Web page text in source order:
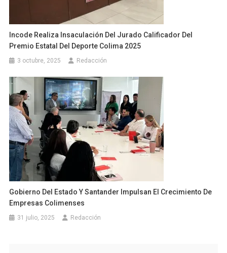
Incode Realiza Insaculación Del Jurado Calificador Del
Premio Estatal Del Deporte Colima 2025
3 octubre, 2025 Redacción
Gobierno Del Estado Y Santander Impulsan El Crecimiento De
Empresas Colimenses
31 julio, 2025 Redacción